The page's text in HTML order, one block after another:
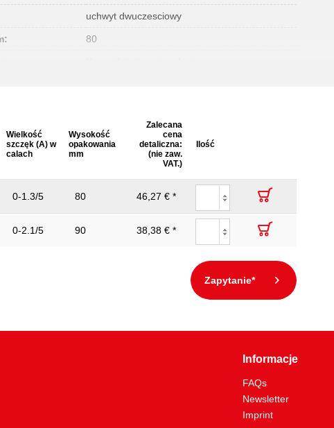
uchwyt dwuczesciowy
80
Wielkość
szczęk (A) w
calach
Wysokość
opakowania
mm
Zalecana
cena
detaliczna:
(nie zaw.
VAT.)
Ilość
0-1.3/5 80 46,27 € *
0-2.1/5 90 38,38 € *
Zapytanie*
Informacje
FAQs
Newsletter
Imprint